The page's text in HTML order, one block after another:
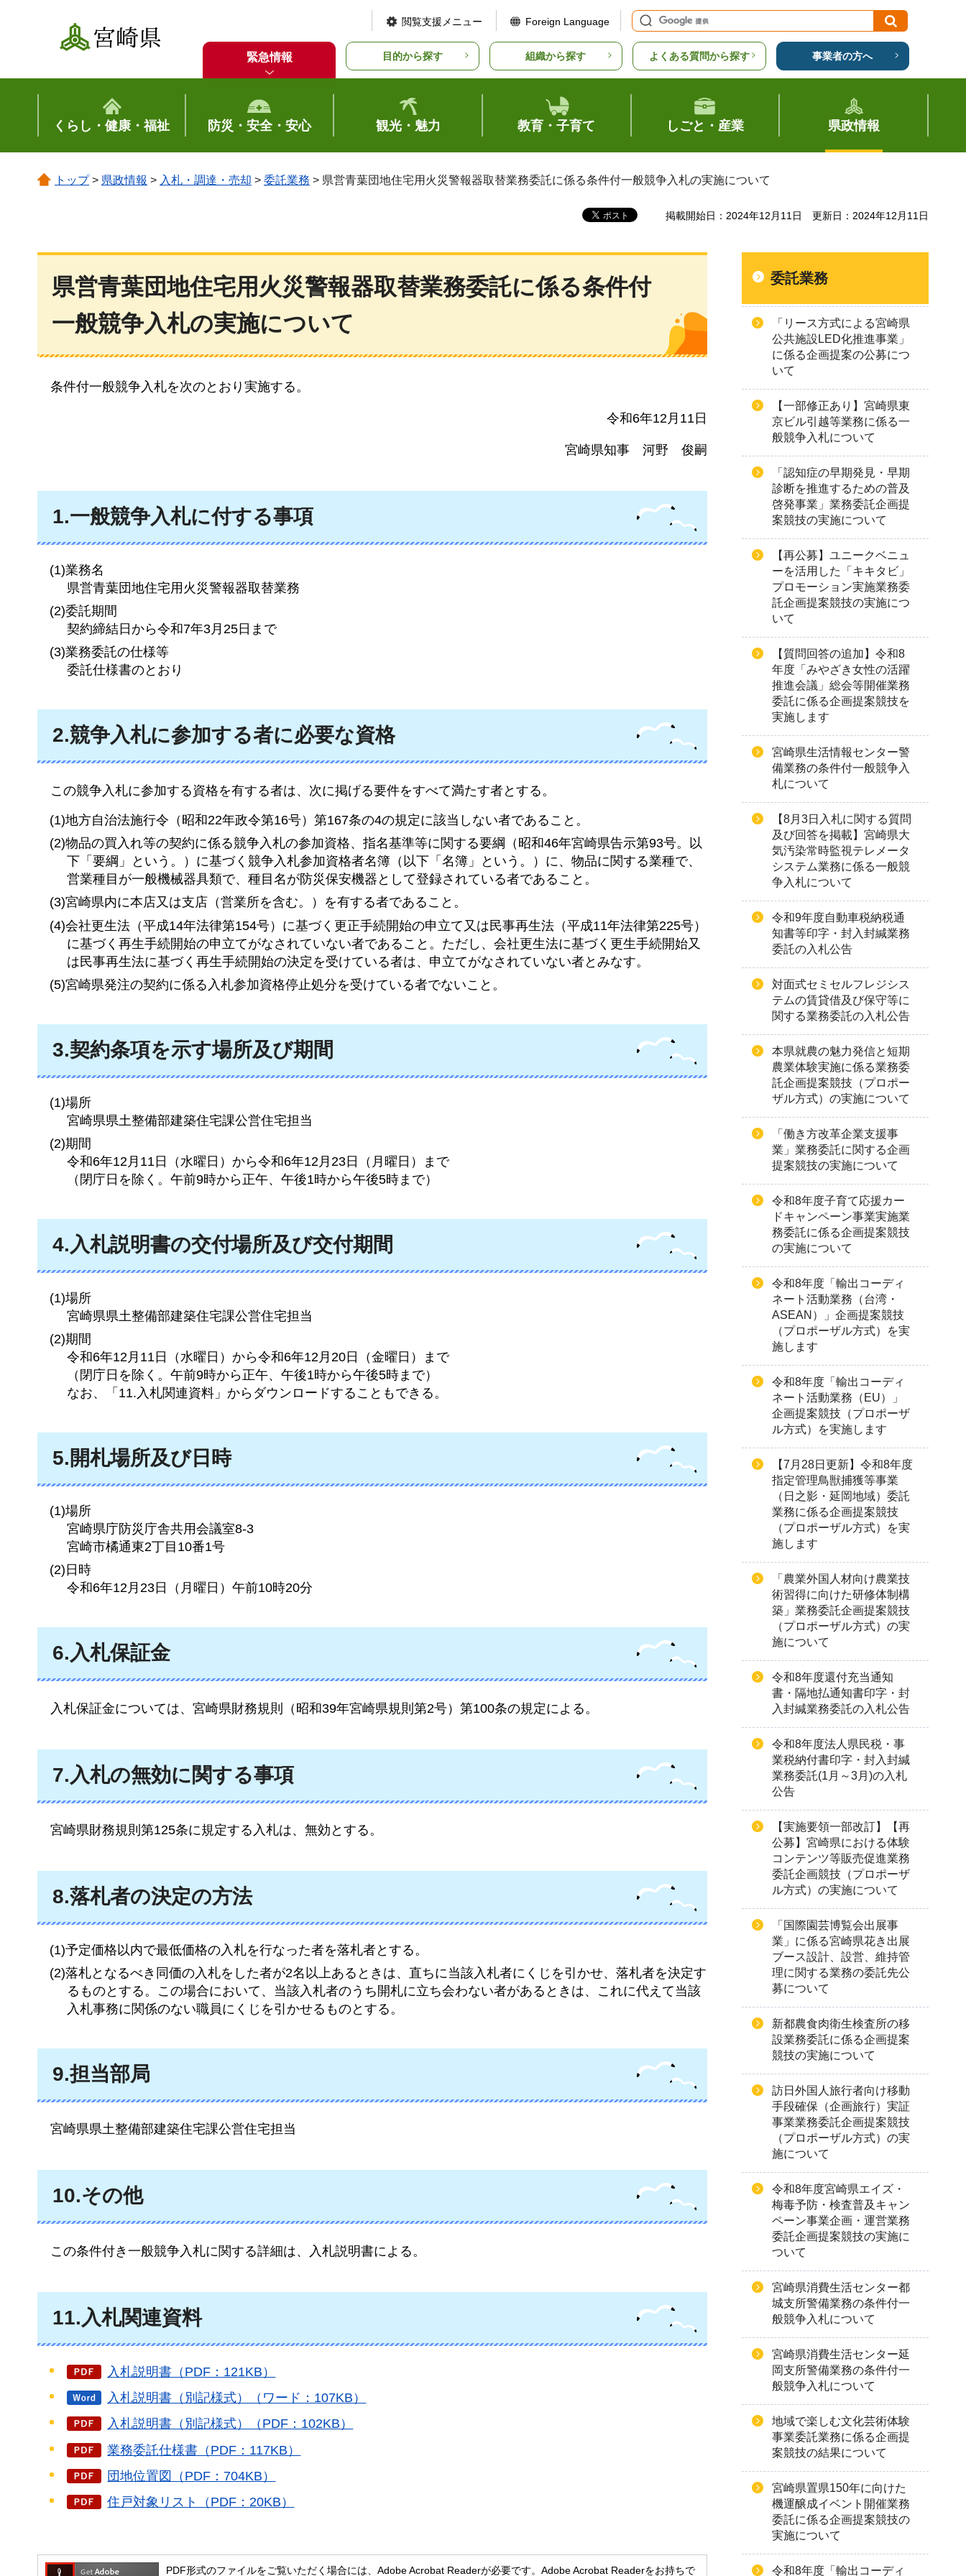
宮崎県
閲覧支援メニュー Foreign Language
緊急情報 目的から探す 組織から探す よくある質問から探す 事業者の方へ
くらし・健康・福祉 防災・安全・安心 観光・魅力 教育・子育て しごと・産業 県政情報
トップ> 県政情報 > 入札・調達・売却 > 委託業務 > 県営青葉団地住宅用火災警報器取替業務委託に係る条件付一般競争入札の実施について
掲載開始日：2024年12月11日 更新日：2024年12月11日
県営青葉団地住宅用火災警報器取替業務委託に係る条件付
一般競争入札の実施について
条件付一般競争入札を次のとおり実施する。
令和6年12月11日
宮崎県知事 河野 俊嗣
1.一般競争入札に付する事項
(1)業務名
県営青葉団地住宅用火災警報器取替業務
(2)委託期間
契約締結日から令和7年3月25日まで
(3)業務委託の仕様等
委託仕様書のとおり
2.競争入札に参加する者に必要な資格
この競争入札に参加する資格を有する者は、次に掲げる要件をすべて満たす者とする。
(1)地方自治法施行令（昭和22年政令第16号）第167条の4の規定に該当しない者であること。
(2)物品の買入れ等の契約に係る競争入札の参加資格、指名基準等に関する要綱（昭和46年宮崎県告示第93号。以
下「要綱」という。）に基づく競争入札参加資格者名簿（以下「名簿」という。）に、物品に関する業種で、
営業種目が一般機械器具類で、種目名が防災保安機器として登録されている者であること。
(3)宮崎県内に本店又は支店（営業所を含む。）を有する者であること。
(4)会社更生法（平成14年法律第154号）に基づく更正手続開始の申立て又は民事再生法（平成11年法律第225号）
に基づく再生手続開始の申立てがなされていない者であること。ただし、会社更生法に基づく更生手続開始又
は民事再生法に基づく再生手続開始の決定を受けている者は、申立てがなされていない者とみなす。
(5)宮崎県発注の契約に係る入札参加資格停止処分を受けている者でないこと。
3.契約条項を示す場所及び期間
(1)場所
宮崎県県土整備部建築住宅課公営住宅担当
(2)期間
令和6年12月11日（水曜日）から令和6年12月23日（月曜日）まで
（閉庁日を除く。午前9時から正午、午後1時から午後5時まで）
4.入札説明書の交付場所及び交付期間
(1)場所
宮崎県県土整備部建築住宅課公営住宅担当
(2)期間
令和6年12月11日（水曜日）から令和6年12月20日（金曜日）まで
（閉庁日を除く。午前9時から正午、午後1時から午後5時まで）
なお、「11.入札関連資料」からダウンロードすることもできる。
5.開札場所及び日時
(1)場所
宮崎県庁防災庁舎共用会議室8-3
宮崎市橘通東2丁目10番1号
(2)日時
令和6年12月23日（月曜日）午前10時20分
6.入札保証金
入札保証金については、宮崎県財務規則（昭和39年宮崎県規則第2号）第100条の規定による。
7.入札の無効に関する事項
宮崎県財務規則第125条に規定する入札は、無効とする。
8.落札者の決定の方法
(1)予定価格以内で最低価格の入札を行なった者を落札者とする。
(2)落札となるべき同価の入札をした者が2名以上あるときは、直ちに当該入札者にくじを引かせ、落札者を決定す
るものとする。この場合において、当該入札者のうち開札に立ち会わない者があるときは、これに代えて当該
入札事務に関係のない職員にくじを引かせるものとする。
9.担当部局
宮崎県県土整備部建築住宅課公営住宅担当
10.その他
この条件付き一般競争入札に関する詳細は、入札説明書による。
11.入札関連資料
入札説明書（PDF：121KB）
入札説明書（別記様式）（ワード：107KB）
入札説明書（別記様式）（PDF：102KB）
業務委託仕様書（PDF：117KB）
団地位置図（PDF：704KB）
住戸対象リスト（PDF：20KB）
PDF形式のファイルをご覧いただく場合には、Adobe Acrobat Readerが必要です。Adobe Acrobat Readerをお持ちで
委託業務
「リース方式による宮崎県
公共施設LED化推進事業」
に係る企画提案の公募につ
いて
【一部修正あり】宮崎県東
京ビル引越等業務に係る一
般競争入札について
「認知症の早期発見・早期
診断を推進するための普及
啓発事業」業務委託企画提
案競技の実施について
【再公募】ユニークベニュ
ーを活用した「キキタビ」
プロモーション実施業務委
託企画提案競技の実施につ
いて
【質問回答の追加】令和8
年度「みやざき女性の活躍
推進会議」総会等開催業務
委託に係る企画提案競技を
実施します
宮崎県生活情報センター警
備業務の条件付一般競争入
札について
【8月3日入札に関する質問
及び回答を掲載】宮崎県大
気汚染常時監視テレメータ
システム業務に係る一般競
争入札について
令和9年度自動車税納税通
知書等印字・封入封緘業務
委託の入札公告
対面式セミセルフレジシス
テムの賃貸借及び保守等に
関する業務委託の入札公告
本県就農の魅力発信と短期
農業体験実施に係る業務委
託企画提案競技（プロポー
ザル方式）の実施について
「働き方改革企業支援事
業」業務委託に関する企画
提案競技の実施について
令和8年度子育て応援カー
ドキャンペーン事業実施業
務委託に係る企画提案競技
の実施について
令和8年度「輸出コーディ
ネート活動業務（台湾・
ASEAN）」企画提案競技
（プロポーザル方式）を実
施します
令和8年度「輸出コーディ
ネート活動業務（EU）」
企画提案競技（プロポーザ
ル方式）を実施します
【7月28日更新】令和8年度
指定管理鳥獣捕獲等事業
（日之影・延岡地域）委託
業務に係る企画提案競技
（プロポーザル方式）を実
施します
「農業外国人材向け農業技
術習得に向けた研修体制構
築」業務委託企画提案競技
（プロポーザル方式）の実
施について
令和8年度還付充当通知
書・隔地払通知書印字・封
入封緘業務委託の入札公告
令和8年度法人県民税・事
業税納付書印字・封入封緘
業務委託(1月～3月)の入札
公告
【実施要領一部改訂】【再
公募】宮崎県における体験
コンテンツ等販売促進業務
委託企画競技（プロポーザ
ル方式）の実施について
「国際園芸博覧会出展事
業」に係る宮崎県花き出展
ブース設計、設営、維持管
理に関する業務の委託先公
募について
新都農食肉衛生検査所の移
設業務委託に係る企画提案
競技の実施について
訪日外国人旅行者向け移動
手段確保（企画旅行）実証
事業業務委託企画提案競技
（プロポーザル方式）の実
施について
令和8年度宮崎県エイズ・
梅毒予防・検査普及キャン
ペーン事業企画・運営業務
委託企画提案競技の実施に
ついて
宮崎県消費生活センター都
城支所警備業務の条件付一
般競争入札について
宮崎県消費生活センター延
岡支所警備業務の条件付一
般競争入札について
地域で楽しむ文化芸術体験
事業委託業務に係る企画提
案競技の結果について
宮崎県置県150年に向けた
機運醸成イベント開催業務
委託に係る企画提案競技の
実施について
令和8年度「輸出コーディ